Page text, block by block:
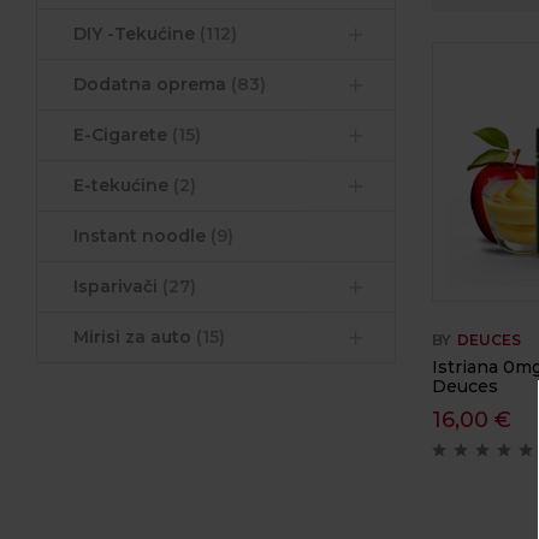
DIY -Tekućine
Dodatna oprema
E-Cigarete
E-tekućine
Instant noodle
Isparivači
Mirisi za auto BY DEUCES
Istriana
Deuces
16,00 €